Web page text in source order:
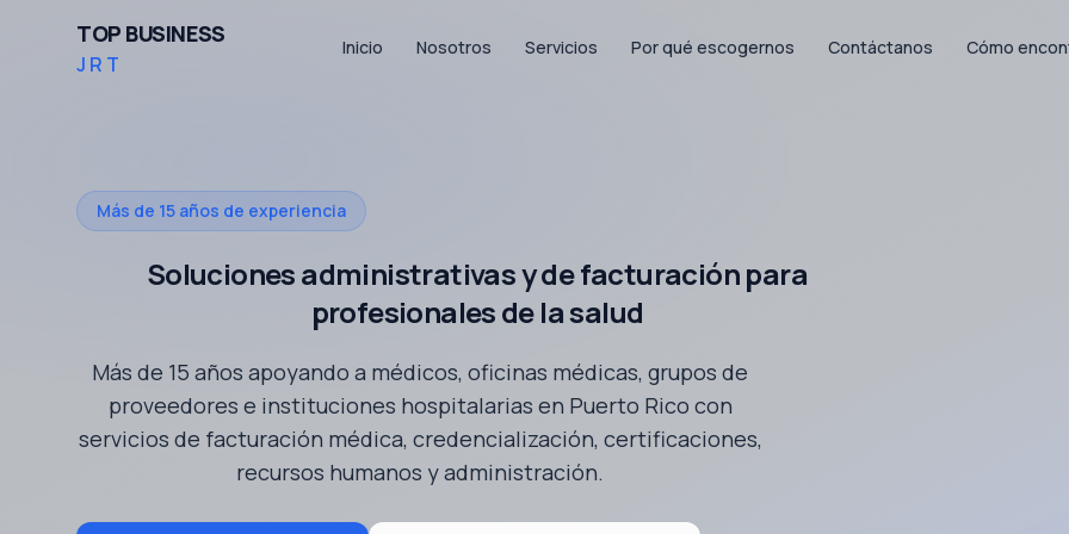
TOP BUSINESS
JRT
Inicio Nosotros Servicios Por qué escogernos Contáctanos Cómo
Más de 15 años de experiencia
Soluciones administrativas y de facturación para
profesionales de la salud
Más de 15 años apoyando a médicos, oficinas médicas, grupos de
proveedores e instituciones hospitalarias en Puerto Rico con
servicios de facturación médica, credencialización, certificaciones,
recursos humanos y administración.